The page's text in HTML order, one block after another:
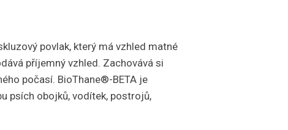
povlak, který má vzhled matné
příjemný vzhled. Zachovává si
počasí. BioThane®-BETA je
psích obojků, vodítek, postrojů,